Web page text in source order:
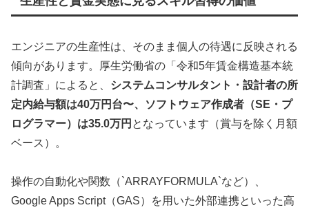
エンジニアの生産性は、そのまま個人の待遇に反映される
傾向があります。厚生労働省の「令和5年賃金構造基本統
計調査」によると、 システムコンサルタント・設計者の所
定内給与額は40万円台〜、ソフトウェア作成者（SE・プ
ログラマー）は35.0万円 となっています（賞与を除く月額
ベース）。
操作の自動化や関数（`ARRAYFORMULA`など）、
Google Apps Script（GAS）を用いた外部連携といった高